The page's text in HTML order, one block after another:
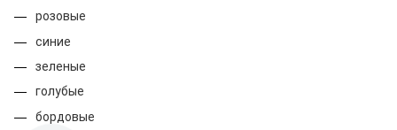
розовые
синие
зеленые
голубые
бордовые